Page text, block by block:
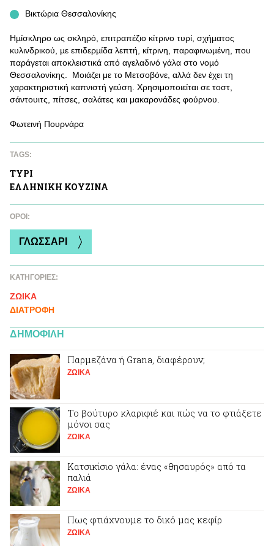
Βικτώρια Θεσσαλονίκης
Ηµίσκληρο ως σκληρό, επιτραπέζιο κίτρινο τυρί, σχήµατος
κυλινδρικού, µε επιδερµίδα λεπτή, κίτρινη, παραφινωµένη, που
παράγεται αποκλειστικά από αγελαδινό γάλα στο νοµό
Θεσσαλονίκης. Μοιάζει με το Μετσοβόνε, αλλά δεν έχει τη
χαρακτηριστική καπνιστή γεύση. Χρησιμοποιείται σε τοστ,
σάντουιτς, πίτσες, σαλάτες και μακαρονάδες φούρνου.
Φωτεινή Πουρνάρα
TAGS:
ΤΥΡΙ
ΕΛΛΗΝΙΚΗ ΚΟΥΖΙΝΑ
ΌΡΟΙ:
ΓΛΩΣΣΑΡΙ
ΚΑΤΗΓΟΡΙΕΣ:
ΖΩΙΚA
ΔΙΑΤΡΟΦΗ
ΔΗΜΟΦΙΛΗ
Παρμεζάνα ή Grana, διαφέρουν;
ΖΩΙΚA
Το βούτυρο κλαριφιέ και πώς να το φτιάξετε
μόνοι σας
ΖΩΙΚA
Κατσικίσιο γάλα: ένας «θησαυρός» από τα
παλιά
ΖΩΙΚA
Πως φτιάχνουμε το δικό μας κεφίρ
ΖΩΙΚA